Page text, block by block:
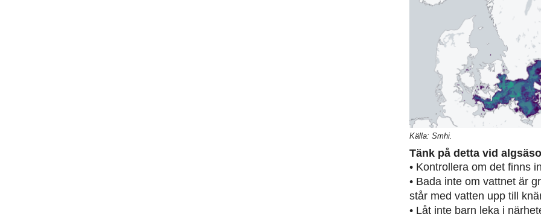
Källa: Smhi.
Tänk på detta vid
• Kontrollera om det finns
• Bada inte om vattnet är
står med vatten upp till
• Låt inte barn leka i